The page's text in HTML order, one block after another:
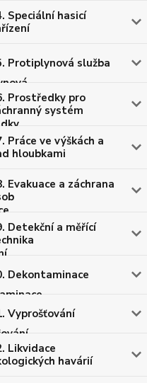
Speciální hasicí
Protiplynová služba
Prostředky pro
systém
Práce ve výškách a
hloubkami
Evakuace a záchrana
Detekční a měřící
Dekontaminace
Vyprošťování
Likvidace
havárií